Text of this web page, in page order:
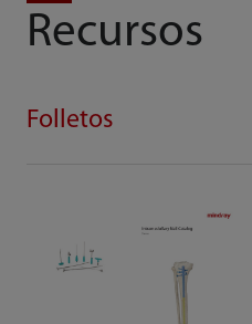
Recursos
Folletos